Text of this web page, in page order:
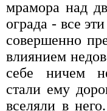
мрамора над
ограда - все
совершенно
влиянием
себе ничем
стали ему
вселяли в